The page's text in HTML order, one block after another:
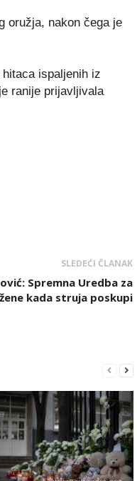
oružja, nakon čega je
ispaljenih iz
ranije prijavljivala
SLEDEĆI ČLANAK
Spremna Uredba za
kada struja poskupi